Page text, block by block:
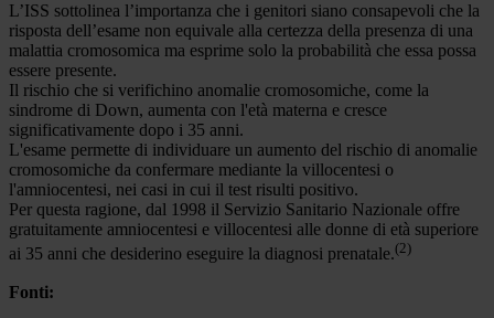
L’ISS sottolinea l’importanza che i genitori siano consapevoli che la
risposta dell’esame non equivale alla certezza della presenza di una
malattia cromosomica ma esprime solo la probabilità che essa possa
essere presente.
Il rischio che si verifichino anomalie cromosomiche, come la
sindrome di Down, aumenta con l'età materna e cresce
significativamente dopo i 35 anni.
L'esame permette di individuare un aumento del rischio di anomalie
cromosomiche da confermare mediante la villocentesi o
l'amniocentesi, nei casi in cui il test risulti positivo.
Per questa ragione, dal 1998 il Servizio Sanitario Nazionale offre
gratuitamente amniocentesi e villocentesi alle donne di età superiore
ai 35 anni che desiderino eseguire la diagnosi prenatale.(2)
Fonti: